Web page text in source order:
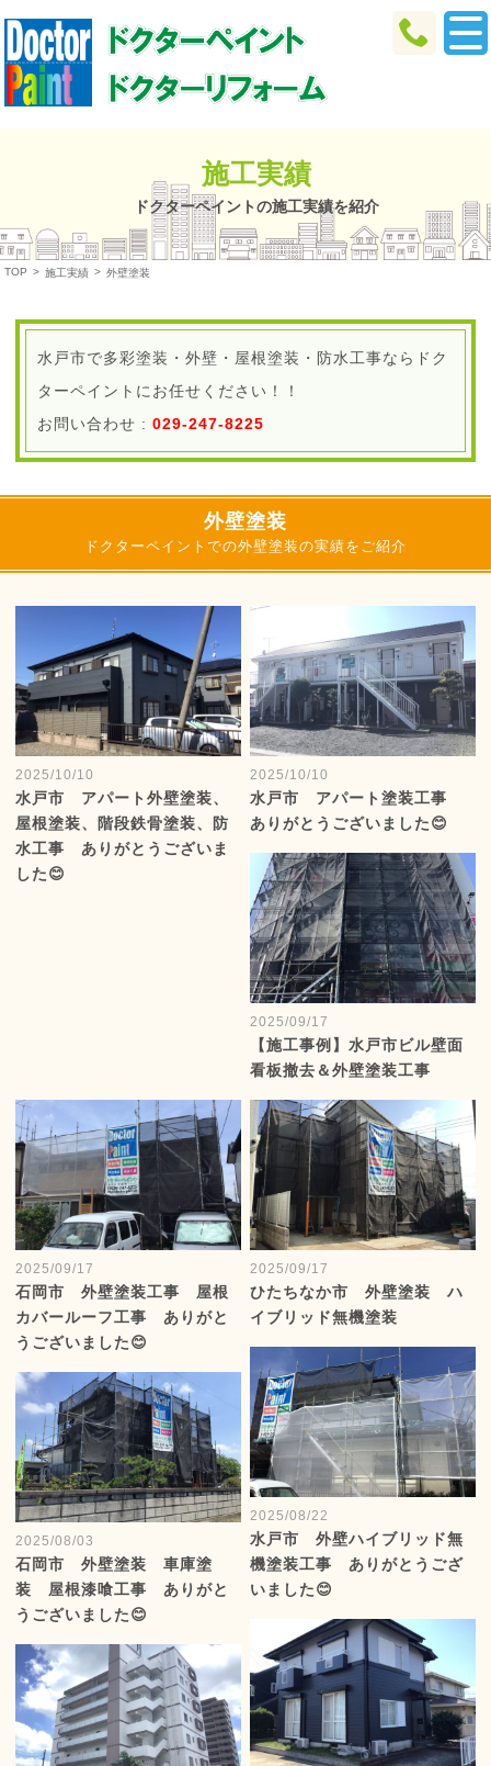
施工実績
ドクターペイントの施工実績を紹介
TOP > 施工実績 > 外壁塗装
水戸市で多彩塗装・外壁・屋根塗装・防水工事ならドク
ターペイントにお任せください！！
お問い合わせ :029-247-8225
外壁塗装
ドクターペイントでの外壁塗装の実績をご紹介
2025/10/10
水戸市 アパート外壁塗装、
屋根塗装、階段鉄骨塗装、防
水工事 ありがとうございま
した😊
2025/10/10
水戸市 アパート塗装工事
ありがとうございました😊
2025/09/17
【施工事例】水戸市ビル壁面
看板撤去＆外壁塗装工事
2025/09/17
ひたちなか市 外壁塗装 ハ
イブリッド無機塗装
2025/09/17
石岡市 外壁塗装工事 屋根
カバールーフ工事 ありがと
うございました😊
2025/08/22
水戸市 外壁ハイブリッド無
機塗装工事 ありがとうござ
いました😊
2025/08/03
石岡市 外壁塗装 車庫塗
装 屋根漆喰工事 ありがと
うございました😊